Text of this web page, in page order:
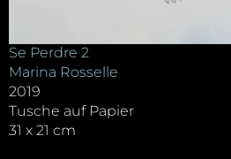
Se Perdre 2
Marina Rosselle
2019
Tusche auf Papier
31 x 21 cm